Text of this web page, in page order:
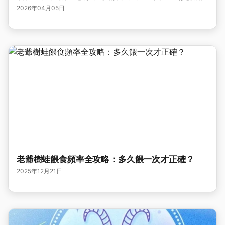
2026年04月05日
老爺樹蛙餵食頻率全攻略：多久餵一次才正確？
2025年12月21日